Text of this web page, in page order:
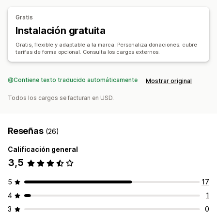
Compartir en redes sociales
Informes y estadísticas
Paneles de control Informes
Páginas de destino Emblemas Conteo en tiempo real
Gratis
Instalación gratuita
Gratis, flexible y adaptable a la marca. Personaliza donaciones; cubre
tarifas de forma opcional. Consulta los cargos externos.
Contiene texto traducido automáticamente Mostrar original
Todos los cargos se facturan en USD.
Reseñas (26)
Calificación general
3,5
5
17
4
1
3
0